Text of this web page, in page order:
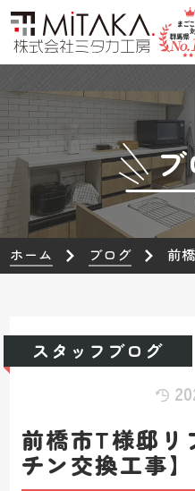
ブ
ホーム ブログ 前
スタッフブログ
前橋市T様邸リ
チン交換工事】